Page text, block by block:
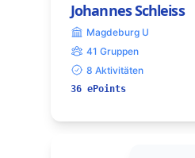
Johannes Schleiss
Magdeburg U
41 Gruppen
8 Aktivitäten
36 ePoints